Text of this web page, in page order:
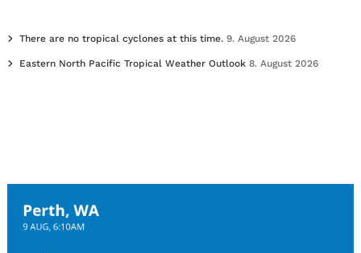
There are no tropical cyclones at this time. 9. August 2026
Eastern North Pacific Tropical Weather Outlook 8. August 2026